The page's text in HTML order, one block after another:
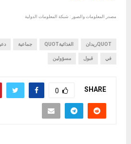
مصدر المعلومات والصور : شبكة المعلومات الدولية
QUOTريدان الغذائيةQUOT جماعية
في قبول مسؤولين
SHARE
0